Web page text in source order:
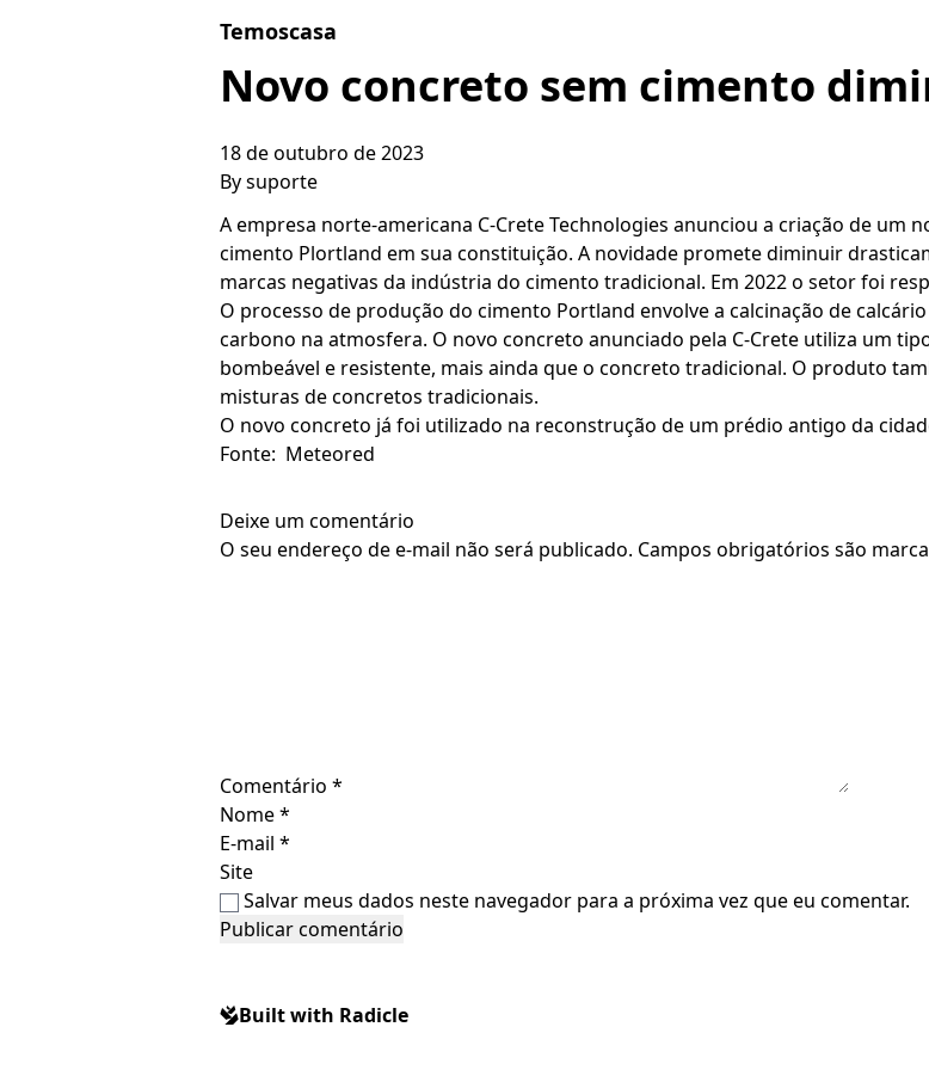
Temoscasa
Novo concreto sem cimento
18 de outubro de 2023
Bysuporte
A empresa norte-americana C-Crete Technologies anunciou a criação de um
cimento Plortland em sua constituição. A novidade promete diminuir
marcas negativas da indústria do cimento tradicional. Em 2022 o setor foi
O processo de produção do cimento Portland envolve a calcinação de
carbono na atmosfera. O novo concreto anunciado pela C-Crete utiliza um
bombeável e resistente, mais ainda que o concreto tradicional. O produto
misturas de concretos tradicionais.
O novo concreto já foi utilizado na reconstrução de um prédio antigo da
Fonte: Meteored
Deixe um comentário
O seu endereço de e-mail não será publicado. Campos obrigatórios são
Comentário *
Nome*
E-mail *
Site
Salvar meus dados neste navegador para a próxima vez que eu comentar.
Built with Radicle